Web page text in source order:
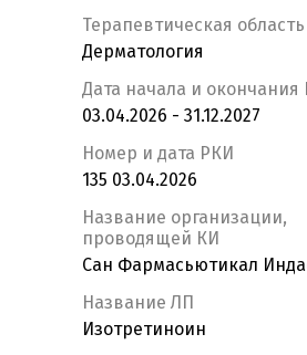
Терапевтическая область
Дерматология
Дата начала и окончания
03.04.2026 - 31.12.2027
Номер и дата РКИ
135 03.04.2026
Название организации,
проводящей КИ
Сан Фармасьютикал
Название ЛП
Изотретиноин